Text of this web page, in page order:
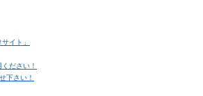
イト」
ださい！
下さい！